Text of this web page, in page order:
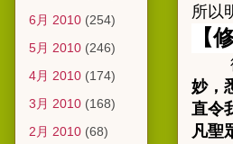
所以
【
妙，
直令
凡聖
6月 2010 (254)
5月 2010 (246)
4月 2010 (174)
3月 2010 (168)
2月 2010 (68)